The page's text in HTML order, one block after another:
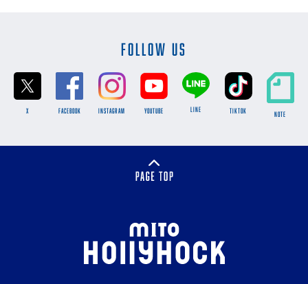
FOLLOW US
X FACEBOOK INSTAGRAM YOUTUBE LINE TikTok NOTE